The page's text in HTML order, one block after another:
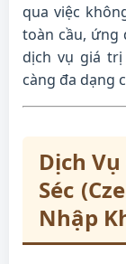
qua việc
toàn cầu, ứng
dịch vụ giá
càng đa dạng
Dịch
Séc
Nhập